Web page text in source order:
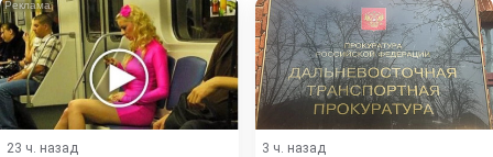
23 ч. назад
3 ч. назад